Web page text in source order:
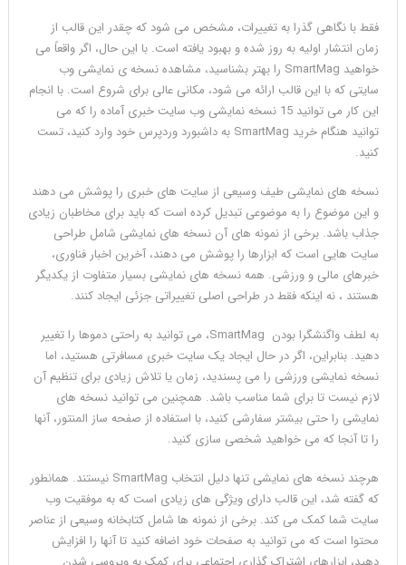
فقط با نگاهی گذرا به تغییرات، مشخص می شود که چقدر این قالب از
زمان انتشار اولیه به روز شده و بهبود یافته است. با این حال، اگر واقعاً می
خواهید SmartMag را بهتر بشناسید، مشاهده نسخه ی نمایشی وب
سایتی که با این قالب ارائه می شود، مکانی عالی برای شروع است. با انجام
این کار می توانید 15 نسخه نمایشی وب سایت خبری آماده را که می
توانید هنگام خرید SmartMag به داشبورد وردپرس خود وارد کنید، تست
کنید.
نسخه های نمایشی طیف وسیعی از سایت های خبری را پوشش می دهند
و این موضوع را به موضوعی تبدیل کرده است که باید برای مخاطبان زیادی
جذاب باشد. برخی از نمونه های آن نسخه های نمایشی شامل طراحی
سایت هایی است که ابزارها را پوشش می دهند، آخرین اخبار فناوری،
خبرهای مالی و ورزشی. همه نسخه های نمایشی بسیار متفاوت از یکدیگر
هستند ، نه اینکه فقط در طراحی اصلی تغییراتی جزئی ایجاد کنند.
به لطف واگنشگرا بودن SmartMag، می توانید به راحتی دموها را تغییر
دهید. بنابراین، اگر در حال ایجاد یک سایت خبری مسافرتی هستید، اما
نسخه نمایشی ورزشی را می پسندید، زمان یا تلاش زیادی برای تنظیم آن
لازم نیست تا برای شما مناسب باشد. همچنین می توانید نسخه های
نمایشی را حتی بیشتر سفارشی کنید، با استفاده از صفحه ساز المنتور، آنها
را تا آنجا که می خواهید شخصی سازی کنید.
هرچند نسخه های نمایشی تنها دلیل انتخاب SmartMag نیستند. همانطور
که گفته شد، این قالب دارای ویژگی های زیادی است که به موفقیت وب
سایت شما کمک می کند. برخی از نمونه ها شامل کتابخانه وسیعی از عناصر
محتوا است که می توانید به صفحات خود اضافه کنید تا آنها را افزایش